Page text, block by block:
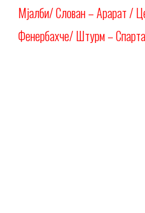
Мјалби/ Слован – Арарат /
Фенербахче/ Штурм –